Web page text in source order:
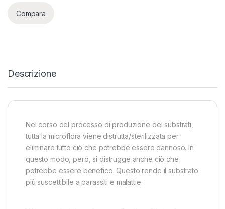
Compara
Descrizione
Nel corso del processo di produzione dei substrati,
tutta la microflora viene distrutta/sterilizzata per
eliminare tutto ciò che potrebbe essere dannoso. In
questo modo, però, si distrugge anche ciò che
potrebbe essere benefico. Questo rende il substrato
più suscettibile a parassiti e malattie.